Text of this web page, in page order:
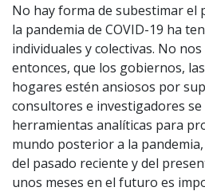
No hay forma de subestimar el
la pandemia de COVID-19 ha
individuales y colectivas. No
entonces, que los gobiernos,
hogares estén ansiosos por
consultores e investigadores
herramientas analíticas para
mundo posterior a la
del pasado reciente y del
unos meses en el futuro es